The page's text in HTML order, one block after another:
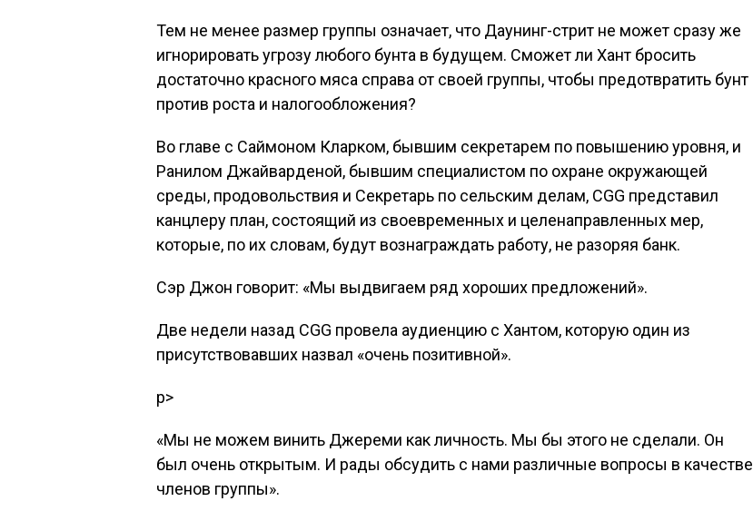
Тем не менее размер группы означает, что Даунинг-стрит не может сразу же
игнорировать угрозу любого бунта в будущем. Сможет ли Хант бросить
достаточно красного мяса справа от своей группы, чтобы предотвратить бунт
против роста и налогообложения?
Во главе с Саймоном Кларком, бывшим секретарем по повышению уровня, и
Ранилом Джайварденой, бывшим специалистом по охране окружающей
среды, продовольствия и Секретарь по сельским делам, CGG представил
канцлеру план, состоящий из своевременных и целенаправленных мер,
которые, по их словам, будут вознаграждать работу, не разоряя банк.
Сэр Джон говорит: «Мы выдвигаем ряд хороших предложений».
Две недели назад CGG провела аудиенцию с Хантом, которую один из
присутствовавших назвал «очень позитивной».
p>
«Мы не можем винить Джереми как личность. Мы бы этого не сделали. Он
был очень открытым. И рады обсудить с нами различные вопросы в качестве
членов группы».